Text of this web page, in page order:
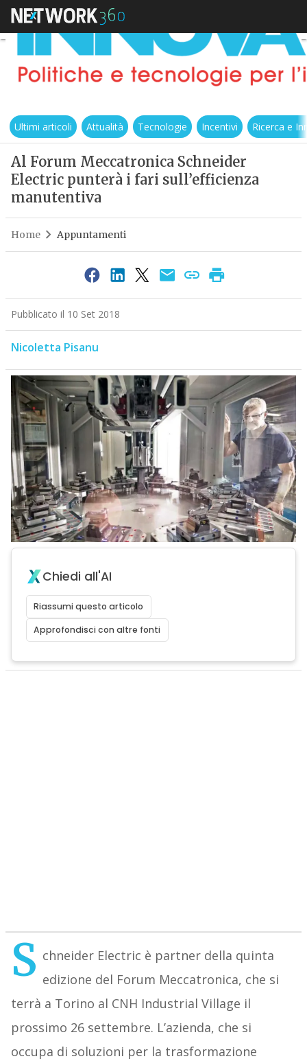
Ultimi articoli Attualità Tecnologie Incentivi Ricerca e
Al Forum Meccatronica Schneider
Electric punterà i fari sull’efficienza
manutentiva
Home Appuntamenti
Pubblicato il 10 Set 2018
Nicoletta Pisanu
Chiedi all'AI
Riassumi questo articolo
Approfondisci con altre fonti
S chneider Electric è partner della quinta
edizione del Forum Meccatronica, che si
terrà a Torino al CNH Industrial Village il
prossimo 26 settembre. L’azienda, che si
occupa di soluzioni per la trasformazione